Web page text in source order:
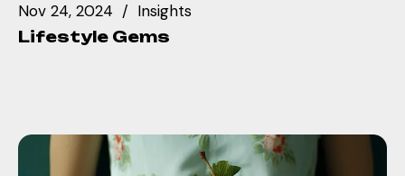
Nov 24, 2024 Insights
Lifestyle Gems